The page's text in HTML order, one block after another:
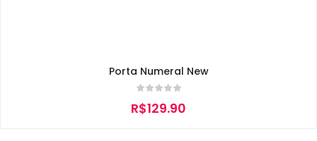
Porta Numeral New
R$129.90